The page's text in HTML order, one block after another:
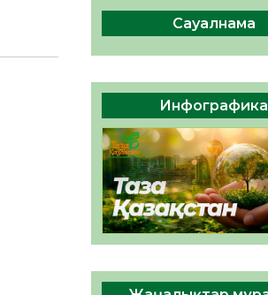
Руслан Рүстемұлы
әкімінің кеңесшісі
тағайындалды
05.08.2026
Сауалнама
Инфографика